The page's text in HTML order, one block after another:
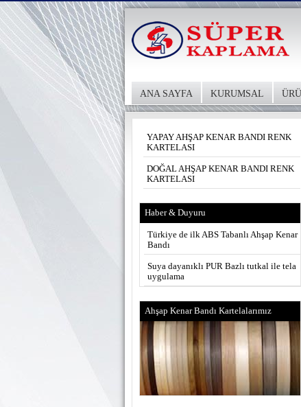
ANA SAYFA KURUMSAL
YAPAY AHŞAP KENAR BANDI RENK
KARTELASI
DOĞAL AHŞAP KENAR BANDI RENK
KARTELASI
Haber & Duyuru
Türkiye de ilk ABS Tabanlı Ahşap Kenar
Bandı
Suya dayanıklı PUR Bazlı tutkal ile tela
uygulama
Ahşap Kenar Bandı Kartelalarımız